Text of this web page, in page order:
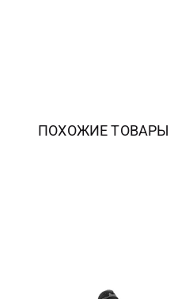
ПОХОЖИЕ ТОВАРЫ